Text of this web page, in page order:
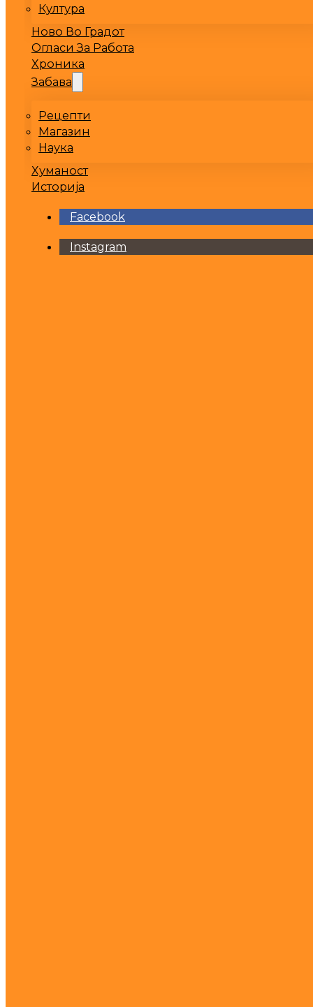
Култура
Ново Во Градот
Огласи За Работа
Хроника
Забава
Рецепти
Магазин
Наука
Хуманост
Историја
Facebook
Instagram